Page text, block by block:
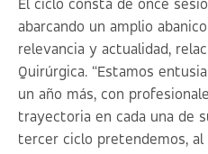
El ciclo consta de once
abarcando un amplio
relevancia y actualidad,
Quirúrgica. “Estamos
un año más, con
trayectoria en cada una de
tercer ciclo pretendemos, al